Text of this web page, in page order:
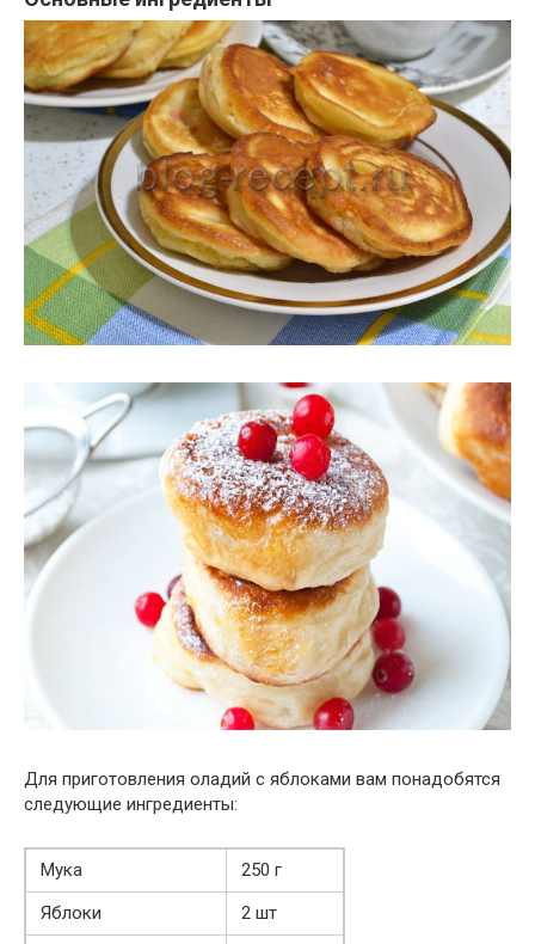
Для приготовления оладий с яблоками вам понадобятся
следующие ингредиенты:
Мука
250 г
Яблоки
2 шт